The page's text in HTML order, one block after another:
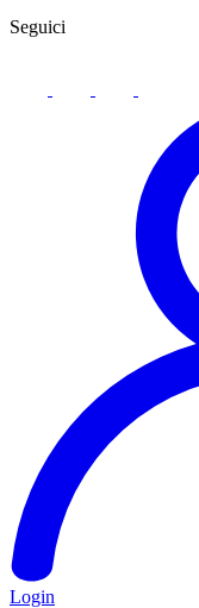
Seguici
Login